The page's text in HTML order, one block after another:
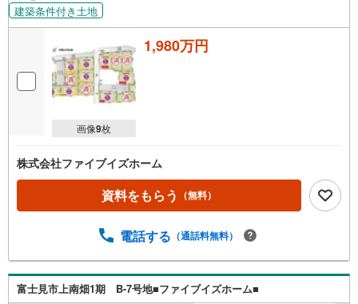
建築条件付き土地
画像9枚
1,980万円
株式会社ファイブイズホーム
資料をもらう （無料）
電話する （通話料無料）
富士見市上南畑1期 B-7号地■ファイブイズホーム■